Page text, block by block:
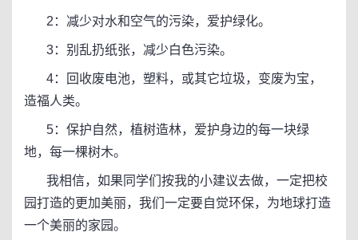
2：减少对水和空气的污染，爱护绿化。
3：别乱扔纸张，减少白色污染。
4：回收废电池，塑料，或其它垃圾，变废为宝，
造福人类。
5：保护自然，植树造林，爱护身边的每一块绿
地，每一棵树木。
我相信，如果同学们按我的小建议去做，一定把校
园打造的更加美丽，我们一定要自觉环保，为地球打造
一个美丽的家园。